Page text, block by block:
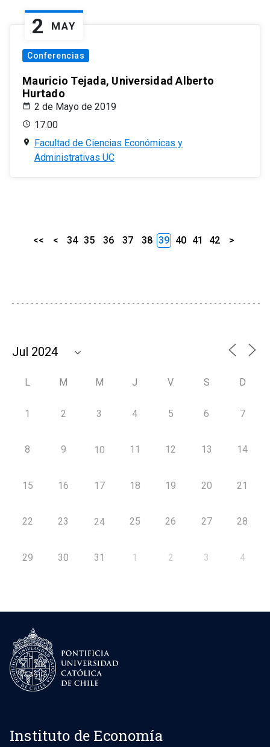
2 MAY
Conferencias
Mauricio Tejada, Universidad Alberto
Hurtado
2 de Mayo de 2019
17:00
Facultad de Ciencias Económicas y
Administrativas UC
<< < 34 35 36 37 38 39 40 41 42 >
L M M J V S D
1 2 3 4 5 6 7
8 9 10 11 12 13 14
15 16 17 18 19 20 21
22 23 24 25 26 27 28
29 30 31 1 2 3 4
Instituto de Economía